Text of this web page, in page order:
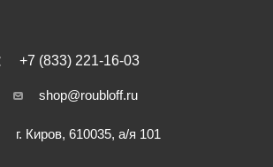
+7 (833) 221-16-03
shop@roubloff.ru
г. Киров, 610035, а/я 101